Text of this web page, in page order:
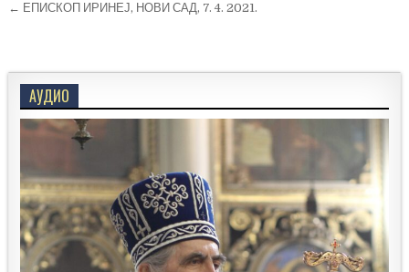
чланка
← ЕПИСКОП ИРИНЕЈ, НОВИ САД, 7. 4. 2021.
АУДИО